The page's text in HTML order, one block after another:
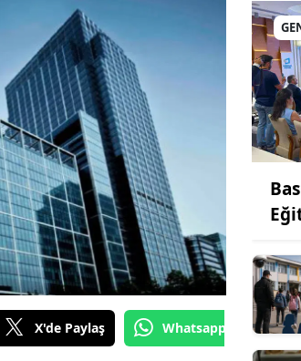
X'de Paylaş Whatsapp'tan Gönder